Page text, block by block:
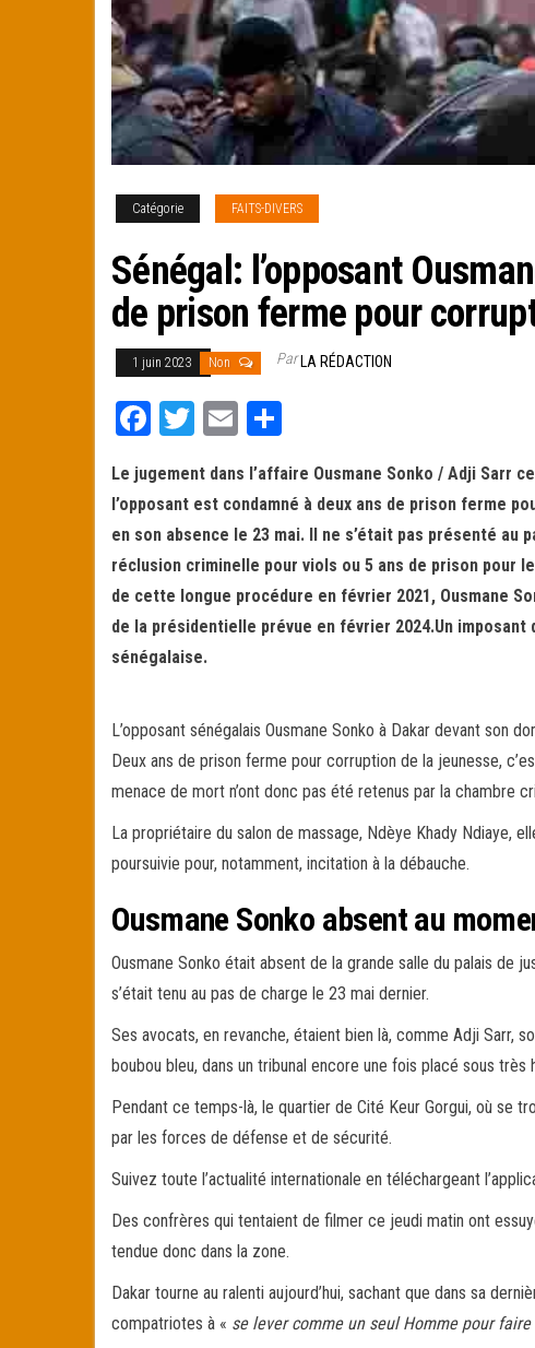
Catégorie FAITS-DIVERS
Sénégal: l’opposant
de prison ferme pour
1 juin 2023 Non ParLA RÉDACTION
Fa
bo
ok
T
tt
er
E
ail ag
er
Le jugement dans l’affaire Ousmane Sonko / Adji Sarr
l’opposant est condamné à deux ans de prison ferme
en son absence le 23 mai. Il ne s’était pas présenté au
réclusion criminelle pour viols ou 5 ans de prison pour
de cette longue procédure en février 2021, Ousmane
de la présidentielle prévue en février 2024.Un
sénégalaise.
L’opposant sénégalais Ousmane Sonko à Dakar devant son
Deux ans de prison ferme pour corruption de la jeunesse,
menace de mort n’ont donc pas été retenus par la chambre
La propriétaire du salon de massage, Ndèye Khady Ndiaye,
poursuivie pour, notamment, incitation à la débauche.
Ousmane Sonko absent au
Ousmane Sonko était absent de la grande salle du palais de
s’était tenu au pas de charge le 23 mai dernier.
Ses avocats, en revanche, étaient bien là, comme Adji Sarr,
boubou bleu, dans un tribunal encore une fois placé sous
Pendant ce temps-là, le quartier de Cité Keur Gorgui, où se
par les forces de défense et de sécurité.
Suivez toute l’actualité internationale en téléchargeant
Des confrères qui tentaient de filmer ce jeudi matin ont
tendue donc dans la zone.
Dakar tourne au ralenti aujourd’hui, sachant que dans sa
compatriotes à « se lever comme un seul Homme pour